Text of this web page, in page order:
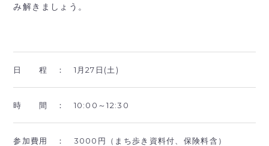
み解きましょう。
日 程 ： 1月27日(土)
時 間 ： 10:00～12:30
参加費用 ： 3000円（まち歩き資料付、保険料含）